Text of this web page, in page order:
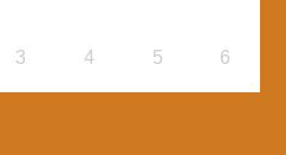
3 4 5 6